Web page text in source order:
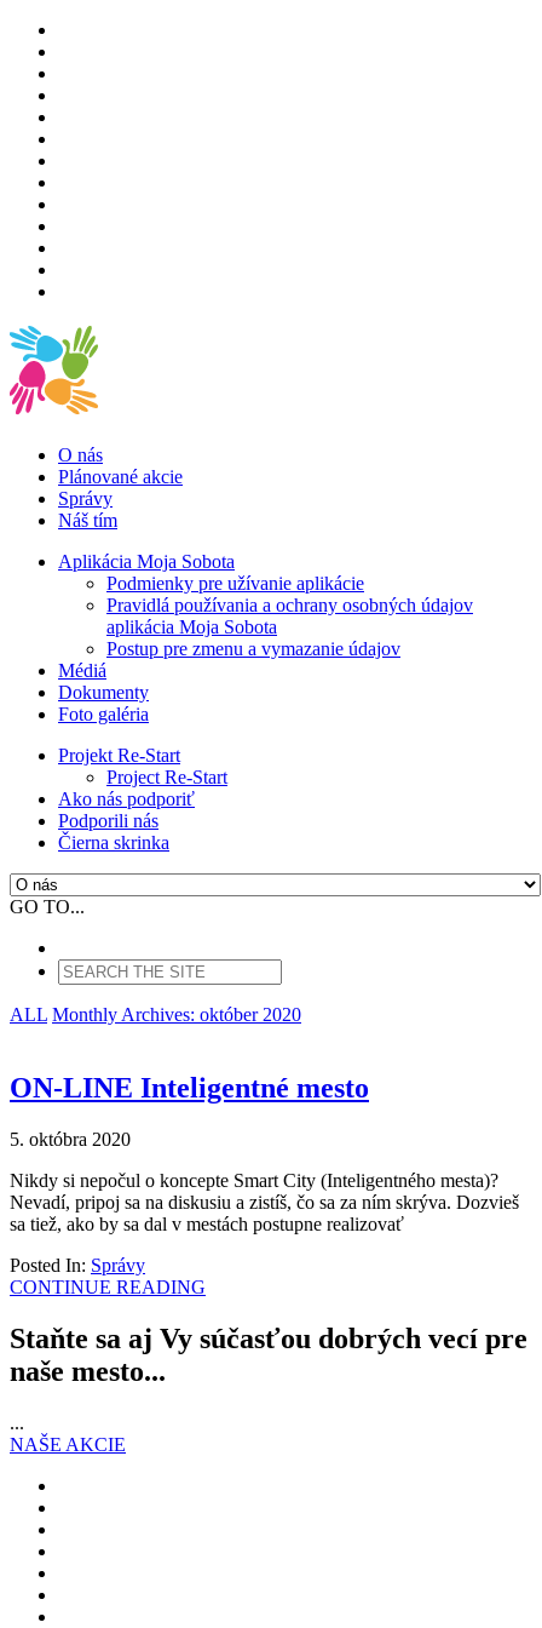
O nás
Plánované akcie
Správy
Náš tím
Aplikácia Moja Sobota
Podmienky pre užívanie aplikácie
Pravidlá používania a ochrany osobných údajov
aplikácia Moja Sobota
Postup pre zmenu a vymazanie údajov
Médiá
Dokumenty
Foto galéria
Projekt Re-Start
Project Re-Start
Ako nás podporiť
Podporili nás
Čierna skrinka
GO TO...
ALL Monthly Archives: október 2020
ON-LINE Inteligentné mesto
5. októbra 2020
Nikdy si nepočul o koncepte Smart City (Inteligentného mesta)?
Nevadí, pripoj sa na diskusiu a zistíš, čo sa za ním skrýva. Dozvieš
sa tiež, ako by sa dal v mestách postupne realizovať
Posted In: Správy
CONTINUE READING
Staňte sa aj Vy súčasťou dobrých vecí pre
naše mesto...
...
NAŠE AKCIE